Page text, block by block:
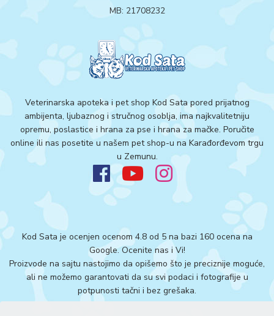
MB: 21708232
Veterinarska apoteka i pet shop Kod Sata pored prijatnog
ambijenta, ljubaznog i stručnog osoblja, ima najkvalitetniju
opremu, poslastice i hrana za pse i hrana za mačke. Poručite
online ili nas posetite u našem pet shop-u na Karađorđevom trgu
u Zemunu.
Kod Sata je ocenjen ocenom 4.8 od 5 na bazi 160 ocena na
Google.Ocenite nas i Vi!
Proizvode na sajtu nastojimo da opišemo što je preciznije moguće,
ali ne možemo garantovati da su svi podaci i fotografije u
potpunosti tačni i bez grešaka.